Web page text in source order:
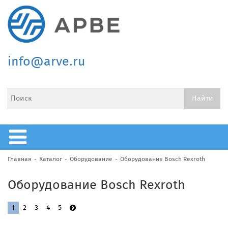
info@arve.ru
Главная Каталог Оборудование Оборудование Bosch Rexroth
Оборудование Bosch Rexroth
1 2 3 4 5